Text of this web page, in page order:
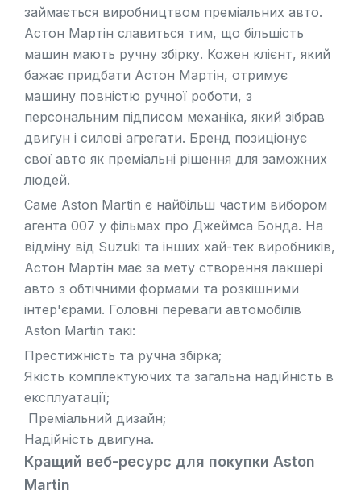
займається виробництвом преміальних авто.
Астон Мартін славиться тим, що більшість
машин мають ручну збірку. Кожен клієнт, який
бажає придбати Астон Мартін, отримує
машину повністю ручної роботи, з
персональним підписом механіка, який зібрав
двигун і силові агрегати. Бренд позиціонує
свої авто як преміальні рішення для заможних
людей.
Саме Aston Martin є найбільш частим вибором
агента 007 у фільмах про Джеймса Бонда. На
відміну від Suzuki та інших хай-тек виробників,
Астон Мартін має за мету створення лакшері
авто з обтічними формами та розкішними
інтер'єрами. Головні переваги автомобілів
Aston Martin такі:
Престижність та ручна збірка;
Якість комплектуючих та загальна надійність в
експлуатації;
Преміальний дизайн;
Надійність двигуна.
Кращий веб-ресурс для покупки Aston
Martin